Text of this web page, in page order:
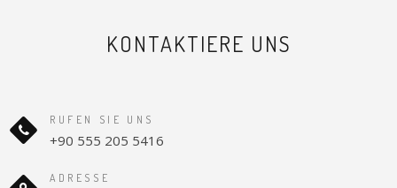
KONTAKTIERE UNS
RUFEN SIE UNS
​+90 555 205 5416
ADRESSE